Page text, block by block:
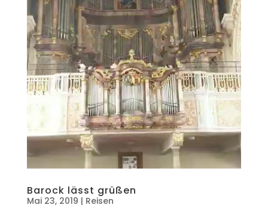
Barock lässt grüßen
Mai 23, 2019 | Reisen